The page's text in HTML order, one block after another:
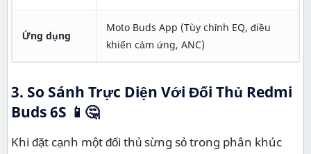
Ứng dụng
Moto Buds App (Tùy chỉnh EQ, điều
khiển cảm ứng, ANC)
3. So Sánh Trực Diện Với Đối Thủ Redmi
Buds 6S 📱🤔
Khi đặt cạnh một đối thủ sừng sỏ trong phân khúc